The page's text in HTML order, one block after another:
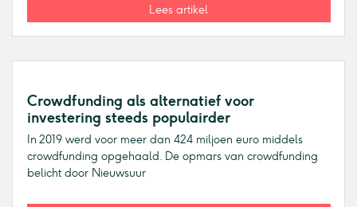
Lees artikel
Crowdfunding als alternatief voor
investering steeds populairder
In 2019 werd voor meer dan 424 miljoen euro middels
crowdfunding opgehaald. De opmars van crowdfunding
belicht door Nieuwsuur